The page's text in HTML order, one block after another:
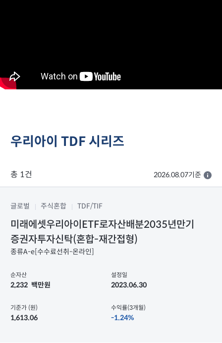
우리아이 TDF 시리즈
총 1건 2026.08.07기준
글로벌 주식혼합 TDF/TIF
미래에셋우리아이ETF로자산배분2035년만기
증권자투자신탁(혼합-재간접형)
종류A-e[수수료선취-온라인]
순자산
2,232 백만원
설정일
2023.06.30
기준가 (원)
1,613.06
수익률(3개월)
-1.24%